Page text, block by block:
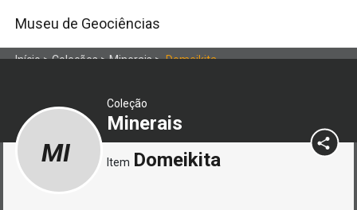
Museu de Geociências
Início>Coleções>Minerais>Domeikita
Coleção
Minerais
MI Item Domeikita